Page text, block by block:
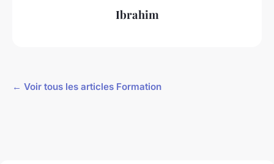
Ibrahim
← Voir tous les articles Formation